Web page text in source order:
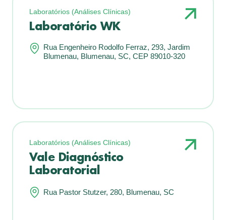
Laboratórios (Análises Clínicas)
Laboratório WK
Rua Engenheiro Rodolfo Ferraz, 293, Jardim
Blumenau, Blumenau, SC, CEP 89010-320
Laboratórios (Análises Clínicas)
Vale Diagnóstico
Laboratorial
Rua Pastor Stutzer, 280, Blumenau, SC